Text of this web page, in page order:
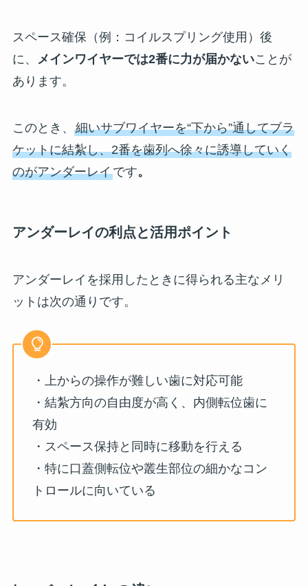
スペース確保（例：コイルスプリング使用）後
に、
メインワイヤーでは2番に力が届かないことが
あります。
このとき、 細いサブワイヤーを“下から”通してブラ
ケットに結紮し、2番を歯列へ徐々に誘導していく
のがアンダーレイです。
アンダーレイの利点と活用ポイント
アンダーレイを採用したときに得られる主なメリ
ットは次の通りです。
・上からの操作が難しい歯に対応可能
・結紮方向の自由度が高く、内側転位歯に
有効
・スペース保持と同時に移動を行える
・特に口蓋側転位や叢生部位の細かなコン
トロールに向いている